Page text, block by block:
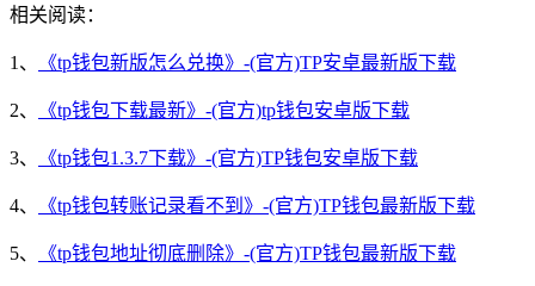
相关阅读：
1、 《tp钱包新版怎么兑换》-(官方)TP安卓最新版下载
2、 《tp钱包下载最新》-(官方)tp钱包安卓版下载
3、 《tp钱包1.3.7下载》-(官方)TP钱包安卓版下载
4、 《tp钱包转账记录看不到》-(官方)TP钱包最新版下载
5、 《tp钱包地址彻底删除》-(官方)TP钱包最新版下载